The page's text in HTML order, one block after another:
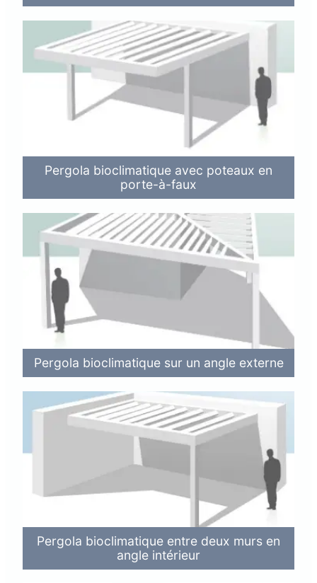
Pergola bioclimatique avec poteaux en
porte-à-faux
Pergola bioclimatique sur un angle externe
Pergola bioclimatique entre deux murs en
angle intérieur